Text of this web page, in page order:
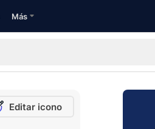
Más
Editar icono